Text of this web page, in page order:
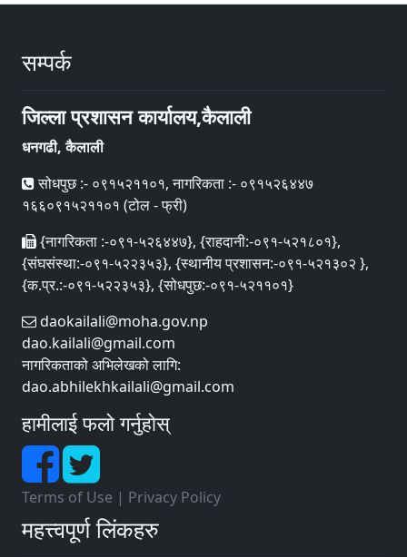
सम्पर्क
जिल्ला प्रशासन कार्यालय,कैलाली
धनगढी, कैलाली
सोधपुछ :- ०९१५२११०१, नागरिकता :- ०९१५२६४४७
१६६०९१५२११०१ (टोल - फ्री)
{नागरिकता :-०९१-५२६४४७}, {राहदानी:-०९१-५२१८०१},
{संघसंस्था:-०९१-५२२३५३}, {स्थानीय प्रशासन:-०९१-५२१३०२ },
{क.प्र.:-०९१-५२२३५३}, {सोधपुछ:-०९१-५२११०१}
daokailali@moha.gov.np
dao.kailali@gmail.com
नागरिकताको अभिलेखको लागि:
dao.abhilekhkailali@gmail.com
हामीलाई फलो गर्नुहोस्
Terms of Use | Privacy Policy
महत्त्वपूर्ण लिंकहरु